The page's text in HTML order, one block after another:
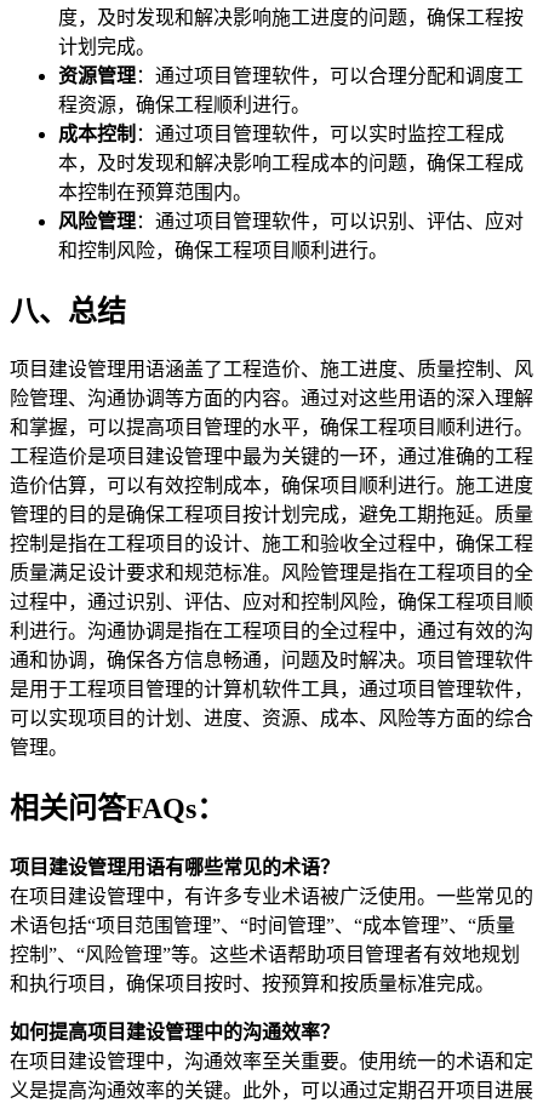
度，及时发现和解决影响施工进度的问题，确保工程按
计划完成。
资源管理：通过项目管理软件，可以合理分配和调度工
程资源，确保工程顺利进行。
成本控制 ：通过项目管理软件，可以实时监控工程成
本，及时发现和解决影响工程成本的问题，确保工程成
本控制在预算范围内。
风险管理：通过项目管理软件，可以识别、评估、应对
和控制风险，确保工程项目顺利进行。
八、总结
项目建设管理用语涵盖了工程造价、施工进度、质量控制、风
险管理、沟通协调等方面的内容。通过对这些用语的深入理解
和掌握，可以提高项目管理的水平，确保工程项目顺利进行。
工程造价是项目建设管理中最为关键的一环，通过准确的工程
造价估算，可以有效控制成本，确保项目顺利进行。施工进度
管理的目的是确保工程项目按计划完成，避免工期拖延。质量
控制是指在工程项目的设计、施工和验收全过程中，确保工程
质量满足设计要求和规范标准。风险管理是指在工程项目的全
过程中，通过识别、评估、应对和控制风险，确保工程项目顺
利进行。沟通协调是指在工程项目的全过程中，通过有效的沟
通和协调，确保各方信息畅通，问题及时解决。项目管理软件
是用于工程项目管理的计算机软件工具，通过项目管理软件，
可以实现项目的计划、进度、资源、成本、风险等方面的综合
管理。
相关问答FAQs：
项目建设管理用语有哪些常见的术语？
在项目建设管理中，有许多专业术语被广泛使用。一些常见的
术语包括“项目范围管理”、“时间管理”、“成本管理”、“质量
控制”、“风险管理”等。这些术语帮助项目管理者有效地规划
和执行项目，确保项目按时、按预算和按质量标准完成。
如何提高项目建设管理中的沟通效率？
在项目建设管理中，沟通效率至关重要。使用统一的术语和定
义是提高沟通效率的关键。此外，可以通过定期召开项目进展